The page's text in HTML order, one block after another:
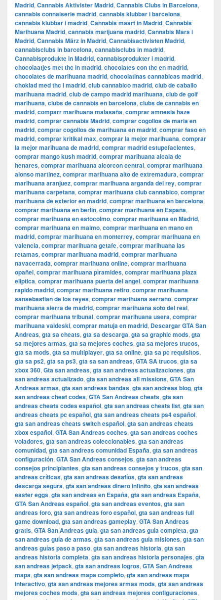
Madrid, Cannabis Aktivister Madrid, Cannabis Clubs in Barcelona,
cannabis connaiserie madrid, cannabis klubbar i barcelona,
cannabis klubbar i madrid, Cannabis maart in Madrid, Cannabis
Marihuana Madrid, cannabis marijuana madrid, Cannabis Mars i
Madrid, Cannabis März in Madrid, Cannabisactivisten Madrid,
cannabisclubs in barcelona, cannabisclubs in madrid,
Cannabisprodukte in Madrid, cannabisprodukter i madrid,
chocolaatjes met thc in madrid, chocolates con thc en madrid,
chocolates de marihuana madrid, chocolatinas cannabicas madrid,
choklad med thc i madrid, club cannabico madrid, club de caballo
marihuana madrid, club de campo madrid marihuana, club de golf
marihuana, clubs de cannabis en barcelona, clubs de cannabis en
madrid, comparr marihuana malasaña, comprar amnesia haze
madrid, comprar cannabis Madrid, comprar cogollos de maria en
madrid, comprar cogollos de marihuana en madrid, comprar faso en
madrid, comprar kritikal max, comprar la mejor marihuana, comprar
la mejor marihuana de madrid, comprar madrid estupefacientes,
comprar mango kush madrid, comprar marihuana alcala de
henares, comprar marihuana alcorcon central, comprar marihuana
alonso martinez, comprar marihuana alto de extremadura, comprar
marihuana aranjuez, comprar marihuana arganda del rey, comprar
marihuana carpetana, comprar marihuana club cannabico, comprar
marihuana de exterior en madrid, comprar marihuana en barcelona,
comprar marihuana en berlin, comprar marihuana en España,
comprar marihuana en estocolmo, comprar marihuana en Madrid,
comprar marihuana en malmo, comprar marihuana en mano en
madrid, comprar marihuana en monterrey, comprar marihuana en
valencia, comprar marihuana getafe, comprar marihuana las
retamas, comprar marihuana madrid, comprar marihuana
navacerrada, comprar marihuana online, comprar marihuana
opañel, comprar marihuana pìramides, comprar marihuana plaza
eliptica, comprar marihuana puerta del angel, comprar marihuana
rapido madrid, comprar marihuana retiro, comprar marihuana
sansebastian de los reyes, comprar marihuana serrano, comprar
marihuana sierra de madrid, comprar marihuana soto del real,
comprar marihuana tribunal, comprar marihuana usera, comprar
marihuana valdeski, comprar matuja en madrid, Descargar GTA San
Andreas, gta sa cheats, gta sa descarga, gta sa graphic mods, gta
sa mejores armas, gta sa mejores coches, gta sa mejores trucos,
gta sa mods, gta sa multiplayer, gta sa online, gta sa pc requisitos,
gta sa ps2, gta sa ps3, gta sa san andreas, GTA SA trucos, gta sa
xbox 360, Gta san andreas, gta san andreas actualizaciones, gta
san andreas actualizado, gta san andreas all missions, GTA San
Andreas armas, gta san andreas bandas, gta san andreas blog, gta
san andreas cheat codes, GTA San Andreas cheats, gta san
andreas cheats codes español, gta san andreas cheats list, gta san
andreas cheats pc español, gta san andreas cheats ps4 español,
gta san andreas cheats switch español, gta san andreas cheats
xbox español, GTA San Andreas coches, gta san andreas coches
voladores, gta san andreas coleccionables, gta san andreas
comunidad, gta san andreas comunidad España, gta san andreas
configuración, GTA San Andreas consejos, gta san andreas
consejos principiantes, gta san andreas consejos y trucos, gta san
andreas críticas, gta san andreas desafíos, gta san andreas
descarga segura, gta san andreas dinero infinito, gta san andreas
easter eggs, gta san andreas en España, gta san andreas España,
GTA San Andreas español, gta san andreas eventos, gta san
andreas foro, gta san andreas foro español, gta san andreas full
game download, gta san andreas gameplay, GTA San Andreas
gratis, GTA San Andreas guía, gta san andreas guía completa, gta
san andreas guía de armas, gta san andreas guía misiones, gta san
andreas guías paso a paso, gta san andreas historia, gta san
andreas historia completa, gta san andreas historia personajes, gta
san andreas jetpack, gta san andreas logros, GTA San Andreas
mapa, gta san andreas mapa completo, gta san andreas mapa
interactivo, gta san andreas mejores armas mods, gta san andreas
mejores coches mods, gta san andreas mejores configuraciones,